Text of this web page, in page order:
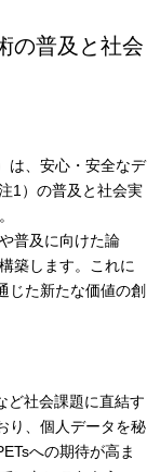
の普及と社会
は、安心・安全なデ
1）の普及と社会実
普及に向けた論
築します。これに
じた新たな価値の創
ど社会課題に直結す
り、個人データを秘
への期待が高ま